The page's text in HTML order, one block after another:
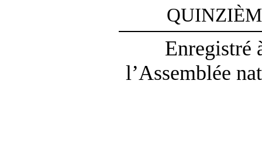
Enregistré
l’Assemblée